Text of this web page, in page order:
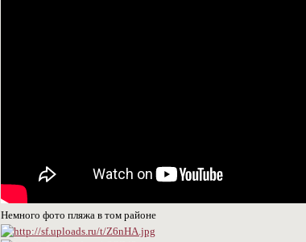
Немного фото пляжа в том районе